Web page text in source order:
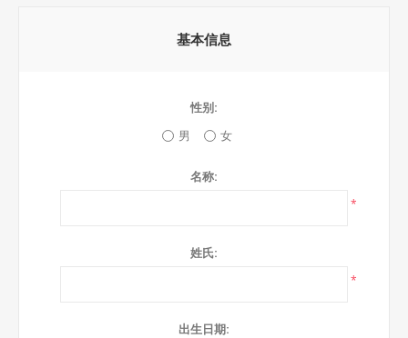
基本信息
性别:
男
女
名称:
*
姓氏:
*
出生日期: